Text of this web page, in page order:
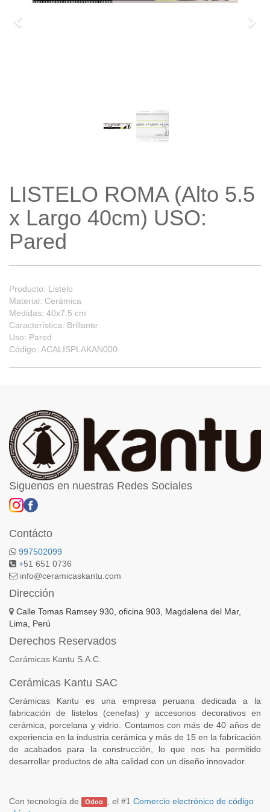
LISTELO ROMA (Alto 5.5
x Largo 40cm) USO:
Pared
Producto: Listelo
Material: Cerámica
Medidas: 40x7.5 cm
Característica: Brillante
Uso: Pared
Código: ACALISPLAKAN000
Siguenos en nuestras Redes Sociales
Contácto
997502099
+51 651 0736
info@ceramicaskantu.com
Dirección
Calle Tomas Ramsey 930, oficina 903, Magdalena del Mar,
Lima, Perú
Derechos Reservados
Cerámicas Kantu S.A.C.
Cerámicas Kantu SAC
Cerámicas Kantu es una empresa peruana dedicada a la
fabricación de listelos (cenefas) y accesorios decorativos en
cerámica, porcelana y vidrio. Contamos con más de 40 años de
experiencia en la industria cerámica y más de 15 en la fabricación
de acabados para la construcción, lo que nos ha permitido
desarrollar productos de alta calidad con un diseño innovador.
Con tecnología de Odoo , el #1 Comercio electrónico de código